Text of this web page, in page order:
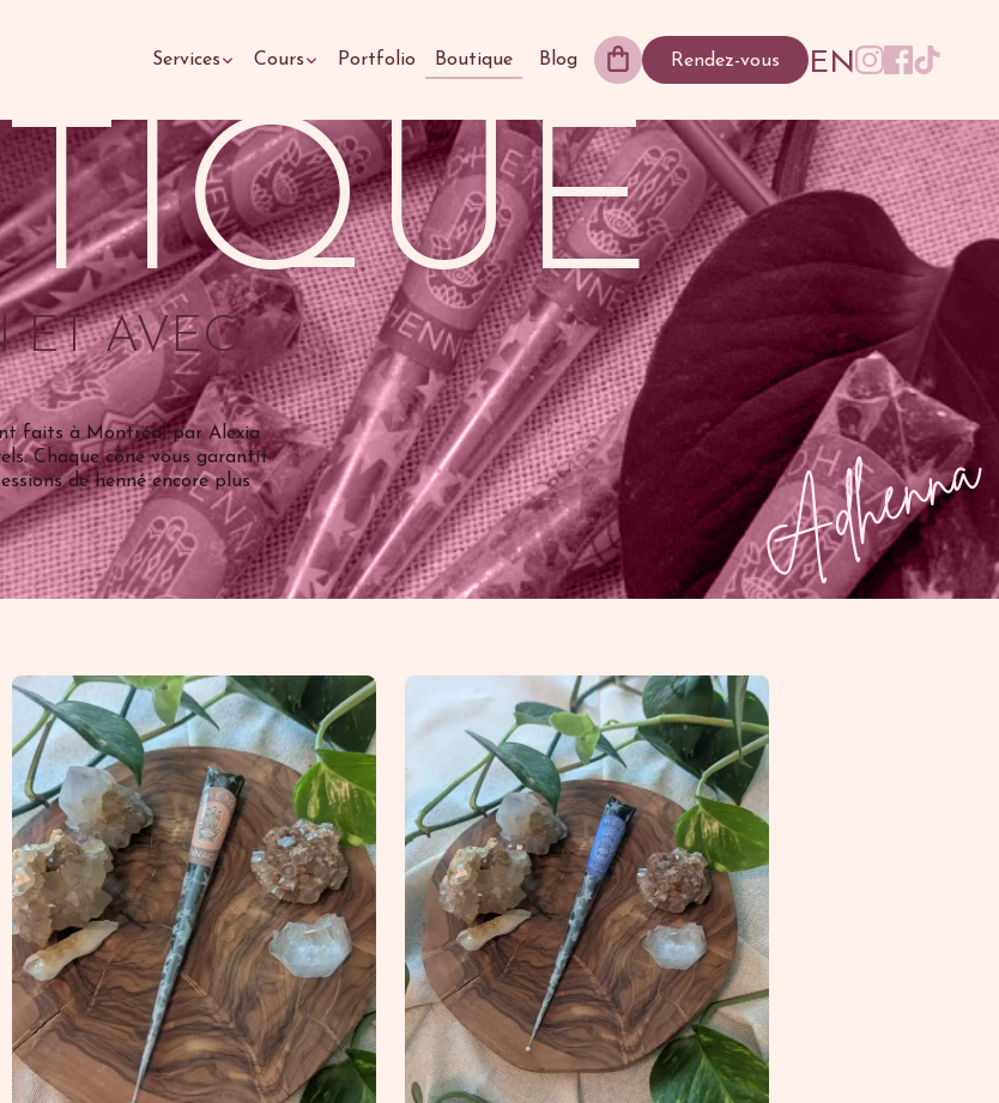
Services Cours Portfolio Boutique Blog Rendez-vous EN
TIQUE
ET AVEC
faits à Montréal par Alexia
Chaque cône vous garantit
de henné encore plus